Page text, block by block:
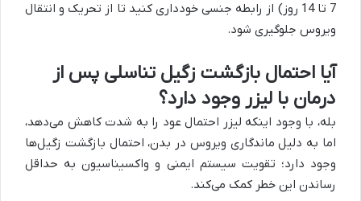
7 تا 14 روز) از رابطه جنسی خودداری کنید تا از تحریک و انتقال
ویروس جلوگیری شود.
آیا احتمال بازگشت زگیل تناسلی پس از
درمان با لیزر وجود دارد؟
بله، با وجود اینکه لیزر احتمال عود را به شدت کاهش می‌دهد،
اما به دلیل ماندگاری ویروس در بدن، احتمال بازگشت زگیل‌ها
وجود دارد؛ تقویت سیستم ایمنی و واکسیناسیون به حداقل
رساندن این خطر کمک می‌کند.